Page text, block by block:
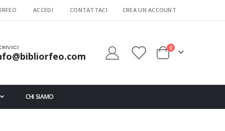
ACCEDI CONTATTACI CREA UN ACCOUNT
Cart
0elementi
CHI SIAMO